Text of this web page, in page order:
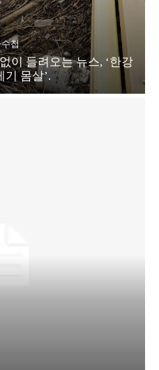
첩
이 들려오는 뉴스, ‘한강
기 몸살’.